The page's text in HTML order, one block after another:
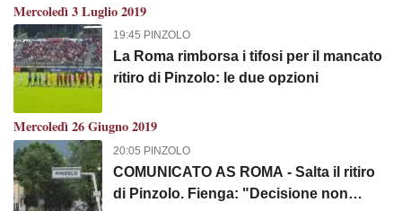
Mercoledì 3 Luglio 2019
19:45 PINZOLO
La Roma rimborsa i tifosi per il mancato
ritiro di Pinzolo: le due opzioni
Mercoledì 26 Giugno 2019
20:05 PINZOLO
COMUNICATO AS ROMA - Salta il ritiro
di Pinzolo. Fienga: "Decisione non